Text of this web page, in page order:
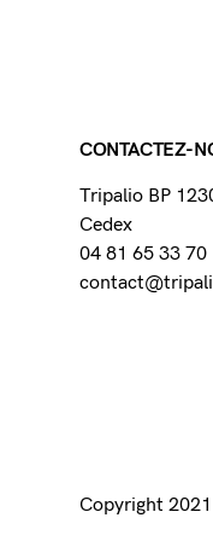
CONTACTEZ-
Tripalio BP
Cedex
04 81 65 33 70
Copyright